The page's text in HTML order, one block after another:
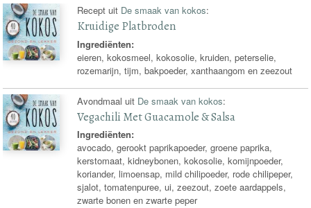
Recept uit De smaak van kokos:
Kruidige Platbroden
Ingrediënten:
eieren, kokosmeel, kokosolie, kruiden, peterselie,
rozemarijn, tijm, bakpoeder, xanthaangom en zeezout
Avondmaal uit De smaak van kokos:
Vegachili Met Guacamole & Salsa
Ingrediënten:
avocado, gerookt paprikapoeder, groene paprika,
kerstomaat, kidneybonen, kokosolie, komijnpoeder,
koriander, limoensap, mild chilipoeder, rode chilipeper,
sjalot, tomatenpuree, ui, zeezout, zoete aardappels,
zwarte bonen en zwarte peper